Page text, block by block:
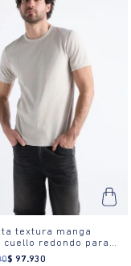
textura manga
cuello redondo para
$ 97.930